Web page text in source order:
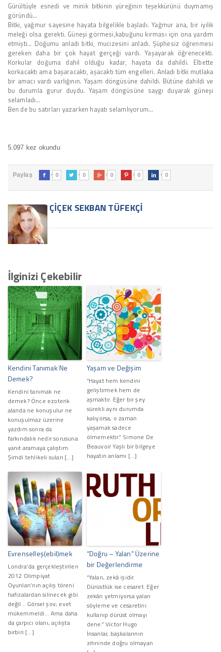
Gürültüyle esnedi ve minik bitkinin yüreğinin teşekkürünü duymamış
göründü…
Bitki, yağmur sayesine hayata bilgelikle başladı. Yağmur ana, bir iyilik
meleği olsa gerekti. Güneşi görmesi,kabuğunu kırması için ona yardım
etmişti… Doğumu anladı bitki, mucizesini anladı. Şüphesiz öğrenmesi
gereken daha bir çok hayat gerçeği vardı. Yaşayarak öğrenecekti.
Korkular doğuma dahil olduğu kadar, hayata da dahildi. Elbette
korkacaktı ama başaracaktı, aşacaktı tüm engelleri. Anladı bitki mutlaka
bir amacı vardı varlığının. Yaşam döngüsüne dahildi. Bütüne dahildi ve
bu durumla gurur duydu. Yaşam döngüsüne saygı duyarak güneşi
selamladı…
Ben de bu satırları yazarken hayatı selamlıyorum…
5.097 kez okundu
Paylaş  0  0  0  0  0
ÇIÇEK SEKBAN TÜFEKÇI
İlginizi Çekebilir
Kendini Tanımak Ne
Demek?
Kendini tanımak ne
demek? Önce ezoterik
alanda ne konuşulur ne
konuşulmaz üzerine
yazdım sonra da
farkındalık nedir sorusuna
yanıt aramaya çalıştım.
Şimdi tehlikeli suları […]
Yaşam ve Değişim
“Hayat hem kendini
geliştirmek hem de
aşmaktır. Eğer bir şey
sürekli aynı durumda
kalıyorsa, o zaman
yaşamak sadece
ölmemektir.” Simone De
Beauvoir Yaşlı bir bilgeye
hayatın anlamı […]
Evrenselleş(ebil)mek
Londra’da gerçekleştirilen
2012 Olimpiyat
Oyunları’nın açılış töreni
hafızalardan silinecek gibi
değil… Görsel şov; evet
mükemmeldi… Ama daha
da çarpıcı olanı, açılışta
birbiri […]
“Doğru – Yalan” Üzerine
bir Değerlendirme
“Yalan, zekâ işidir.
Dürüstlük ise cesaret. Eğer
zekân yetmiyorsa yalan
söyleme ve cesaretini
kullanıp dürüst olmayı
dene.” Victor Hugo
İnsanlar, başkalarının
zihninde doğru olmayan